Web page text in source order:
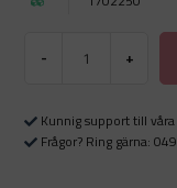
- +
Kunnig support till
Frågor? Ring gärna: